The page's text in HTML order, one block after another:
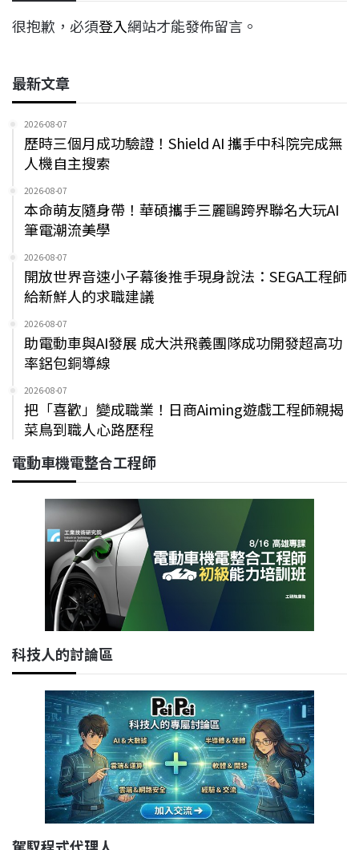
很抱歉，必須登入網站才能發佈留言。
最新文章
2026-08-07
歷時三個月成功驗證！Shield AI 攜手中科院完成無
人機自主搜索
2026-08-07
本命萌友隨身帶！華碩攜手三麗鷗跨界聯名大玩AI
筆電潮流美學
2026-08-07
開放世界音速小子幕後推手現身說法：SEGA工程師
給新鮮人的求職建議
2026-08-07
助電動車與AI發展 成大洪飛義團隊成功開發超高功
率鋁包銅導線
2026-08-07
把「喜歡」變成職業！日商Aiming遊戲工程師親揭
菜鳥到職人心路歷程
電動車機電整合工程師
科技人的討論區